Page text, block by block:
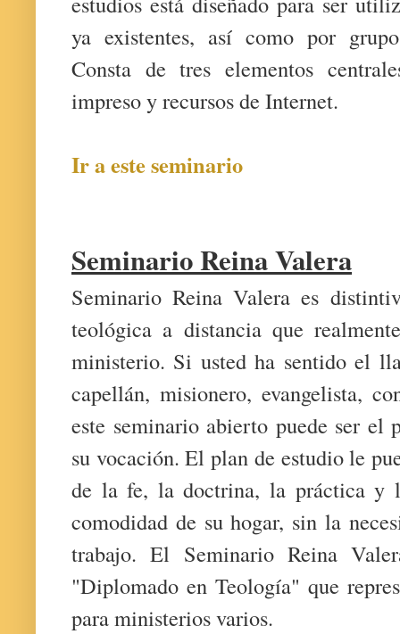
ya existentes, así como por
Consta de tres elementos
impreso y recursos de Internet.
Ir a este seminario
Seminario Reina Valera
Seminario Reina Valera es
teológica a distancia que
ministerio. Si usted ha sentido el
capellán, misionero, evangelista,
este seminario abierto puede ser el
su vocación. El plan de estudio le
de la fe, la doctrina, la práctica y
comodidad de su hogar, sin la
trabajo. El Seminario Reina
"Diplomado en Teología" que
para ministerios varios.